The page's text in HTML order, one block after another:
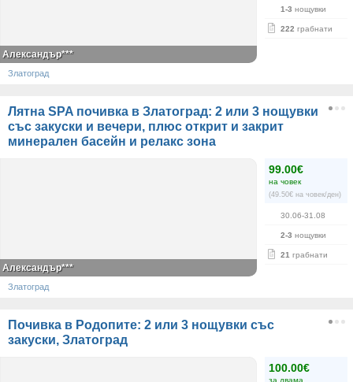
1-3 нощувки
222 грабнати
Александър***
Златоград
Лятна SPA почивка в Златоград: 2 или 3 нощувки
със закуски и вечери, плюс открит и закрит
минерален басейн и релакс зона
99.00€
на човек
(49.50€ на човек/ден)
30.06-31.08
2-3 нощувки
21 грабнати
Александър***
Златоград
Почивка в Родопите: 2 или 3 нощувки със
закуски, Златоград
100.00€
за двама